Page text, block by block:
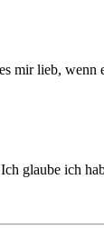
mir lieb, wenn
glaube ich